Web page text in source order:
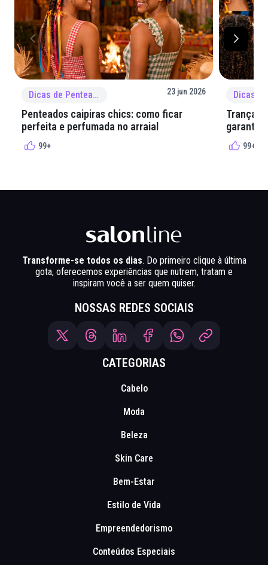
Dicas de Penteado 23 jun 2026
Penteados caipiras chics: como ficar
perfeita e perfumada no arraial
99+
Tranças
garantir
99+
Transforme-se todos os dias. Do primeiro clique à última
gota, oferecemos experiências que nutrem, tratam e
inspiram você a ser quem quiser.
NOSSAS REDES SOCIAIS
CATEGORIAS
Cabelo
Moda
Beleza
Skin Care
Bem-Estar
Estilo de Vida
Empreendedorismo
Conteúdos Especiais